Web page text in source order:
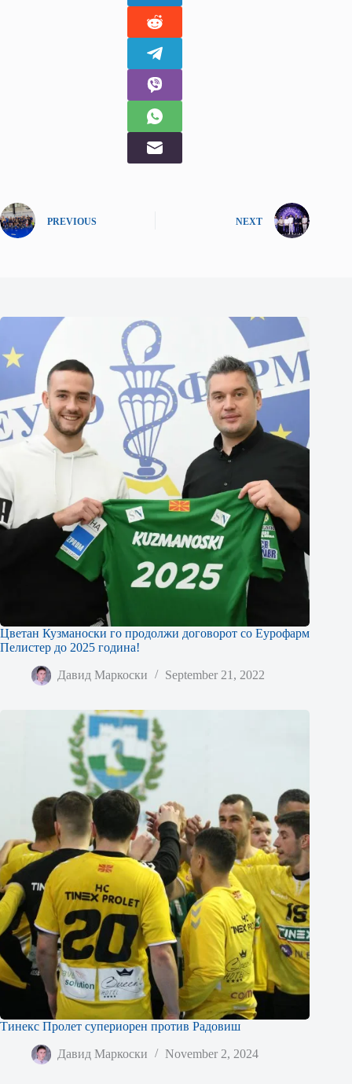
PREVIOUS NEXT
Цветан Кузманоски го продолжи договорот со Еурофарм
Пелистер до 2025 година!
Давид Маркоски September 21, 2022
Тинекс Пролет супериорен против Радовиш
Давид Маркоски November 2, 2024